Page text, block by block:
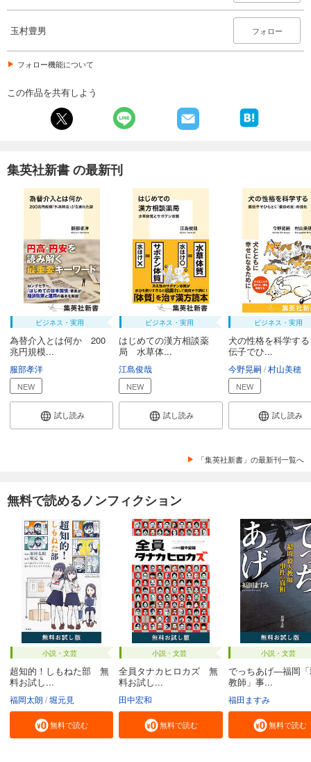
玉村豊男 フォロー
フォロー機能について
この作品を共有しよう
集英社新書 の最新刊
ビジネス・実用
為替介入とは何か 200
兆円規模...
服部孝洋
NEW
試し読み
ビジネス・実用
はじめての漢方相談薬
局 水草体...
江島俊哉
NEW
試し読み
ビジネス・実用
犬の性格を科学す
伝子でひ...
今野晃嗣 村山美穂
NEW
試し読み
「集英社新書」の最新刊一覧へ
無料で読めるノンフィクション
小説・文芸
超知的！しもねた部 無
料お試し...
福岡太朗 堀元見
無料で読む
小説・文芸
全員タナカヒロカズ 無
料お試し...
田中宏和
無料で読む
小説・文芸
でっちあげ―福岡
教師」事...
福田ますみ
無料で読む